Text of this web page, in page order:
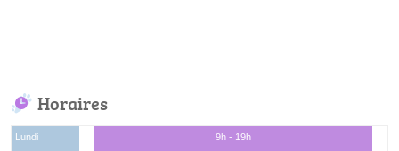
Horaires
Lundi
9h - 19h